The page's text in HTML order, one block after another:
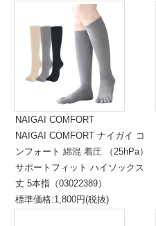
NAIGAI COMFORT
NAIGAI COMFORT ナイガイ コ
ンフォート 綿混 着圧 （25hPa）
サポートフィット ハイソックス
丈 5本指（03022389）
標準価格:1,800円(税抜)